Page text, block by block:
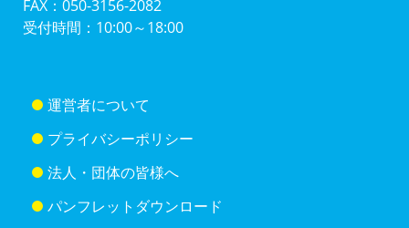
FAX：050-3156-2082
受付時間：10:00～18:00
運営者について
プライバシーポリシー
法人・団体の皆様へ
パンフレットダウンロード